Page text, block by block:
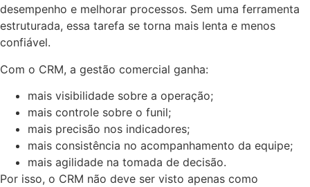
desempenho e melhorar processos. Sem uma ferramenta
estruturada, essa tarefa se torna mais lenta e menos
confiável.
Com o CRM, a gestão comercial ganha:
mais visibilidade sobre a operação;
mais controle sobre o funil;
mais precisão nos indicadores;
mais consistência no acompanhamento da equipe;
mais agilidade na tomada de decisão.
Por isso, o CRM não deve ser visto apenas como